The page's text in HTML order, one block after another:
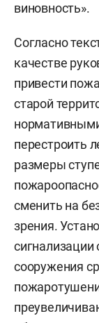
виновность».
Согласно
качестве
привести
старой
перестроить
размеры
сменить на
зрения.
сигнализации
сооружения